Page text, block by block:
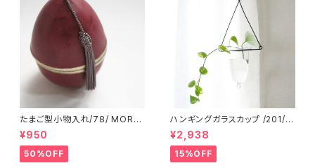
たまご型小物入れ/78/ MORO
CCO モロッコ
¥950
50%OFF
ハンギングガラスカップ /201/ I
NDIA インド
¥2,938
15%OFF